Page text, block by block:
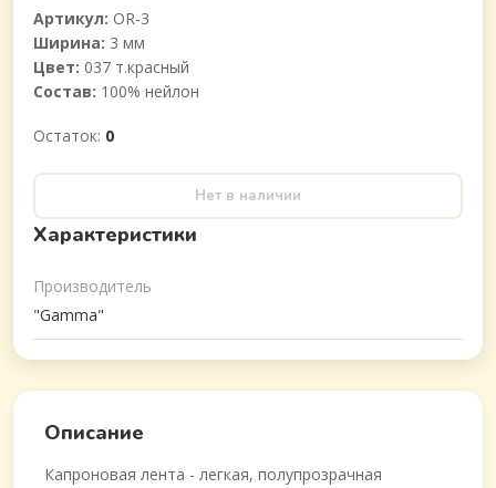
Артикул: OR-3
Ширина: 3 мм
Цвет: 037 т.красный
Состав: 100% нейлон
Остаток: 0
Нет в наличии
Характеристики
Производитель
"Gamma"
Описание
Капроновая лента - легкая, полупрозрачная